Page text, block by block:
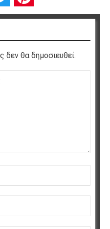
δεν θα δημοσιευθεί.